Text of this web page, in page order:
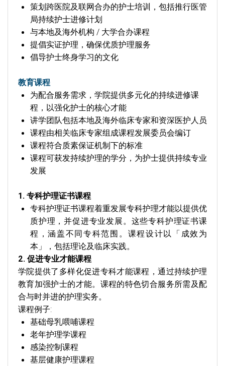
策划跨医院及联网合办的护士培训，包括推行医管
局持续护士进修计划
与本地及海外机构 / 大学合办课程
提倡实证护理，确保优质护理服务
倡导护士终身学习的文化
教育课程
为配合服务需求，学院提供多元化的持续进修课
程，以强化护士的核心才能
讲学团队包括本地及海外临床专家和资深医护人员
课程由相关临床专家组成课程发展委员会编订
课程符合质素保证机制下的标准
课程可获发持续护理的学分，为护士提供持续专业
发展
1. 专科护理证书课程
专科护理证书课程着重发展专科护理才能以提供优
质护理，并促进专业发展。这些专科护理证书课
程，涵盖不同专科范围。课程设计以「成效为
本」，包括理论及临床实践。
2. 促进专业才能课程
学院提供了多样化促进专科才能课程，通过持续护理
教育加强护士的才能。课程的特色切合服务所需及配
合与时并进的护理实务。
课程例子:
基础母乳喂哺课程
老年护理学课程
感染控制课程
基层健康护理课程